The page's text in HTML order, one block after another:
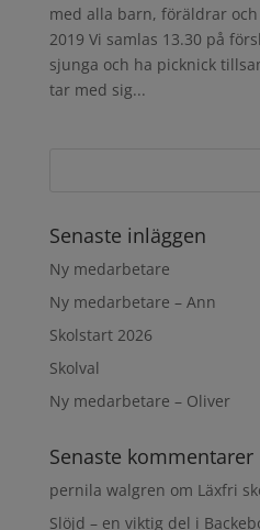
med alla barn, föräldrar
2019 Vi samlas 13.30 på
sjunga och ha picknick
tar med sig...
Senaste inläggen
Ny medarbetare
Ny medarbetare – Ann
Skolstart 2026
Skolval
Ny medarbetare – Oliver
Senaste kommentarer
pernila walgren om Läxfri
Slöjd – en viktig del i